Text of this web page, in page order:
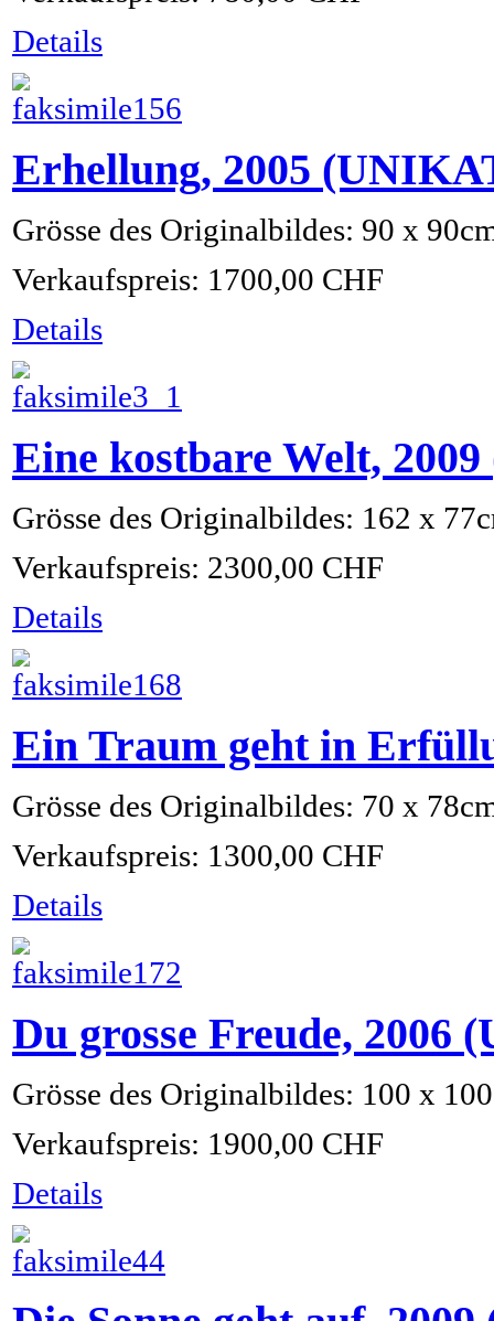
Details
Erhellung, 2005
Grösse des Originalbildes: 90 x
Verkaufspreis: 1700,00 CHF
Details
Eine kostbare Welt,
Grösse des Originalbildes: 162 x
Verkaufspreis: 2300,00 CHF
Details
Ein Traum geht in
Grösse des Originalbildes: 70 x
Verkaufspreis: 1300,00 CHF
Details
Du grosse Freude, 2006
Grösse des Originalbildes: 100 x
Verkaufspreis: 1900,00 CHF
Details